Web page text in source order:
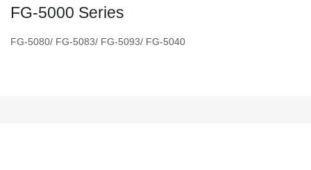
FG-5000 Series
FG-5080/ FG-5083/ FG-5093/ FG-5040